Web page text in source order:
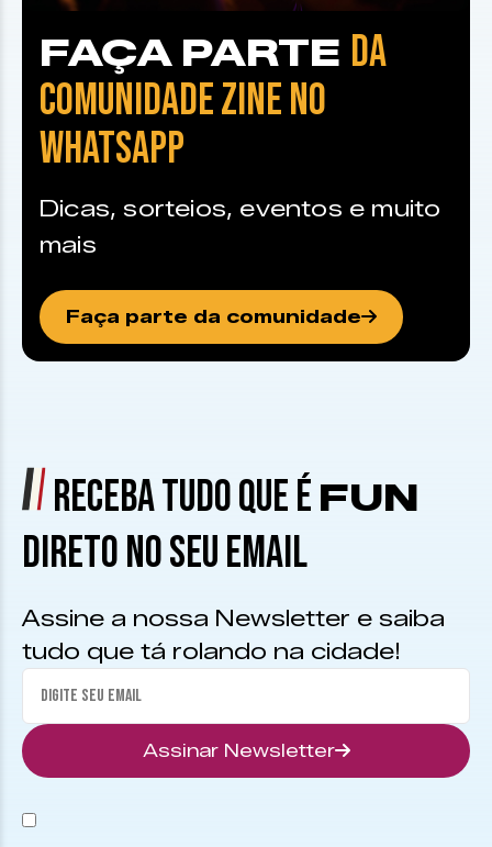
FAÇA PARTE DA
COMUNIDADE ZINE NO
WHATSAPP
Dicas, sorteios, eventos e muito
mais
Faça parte da comunidade
RECEBA TUDO QUE É FUN
DIRETO NO SEU EMAIL
Assine a nossa Newsletter e saiba
tudo que tá rolando na cidade!
Assinar Newsletter